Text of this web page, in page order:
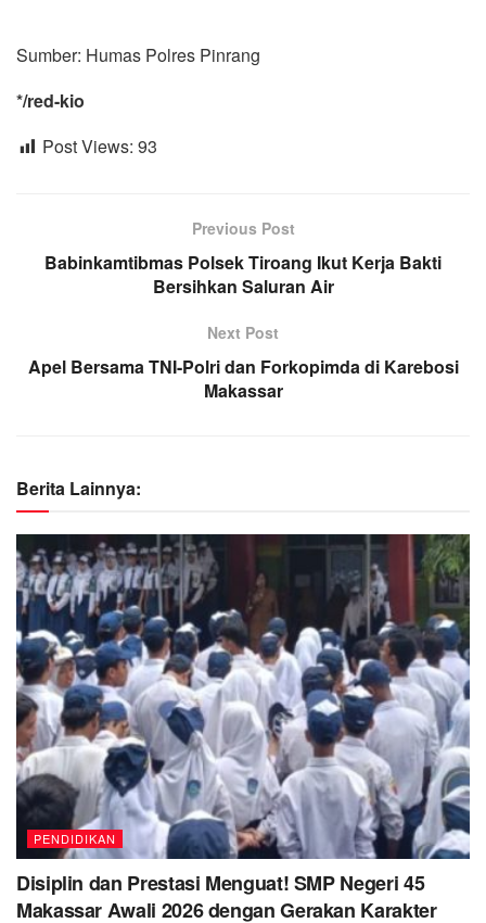
Sumber: Humas Polres Pinrang
*/red-kio
Post Views: 93
Previous Post
Babinkamtibmas Polsek Tiroang Ikut Kerja Bakti
Bersihkan Saluran Air
Next Post
Apel Bersama TNI-Polri dan Forkopimda di Karebosi
Makassar
Berita Lainnya:
PENDIDIKAN
Disiplin dan Prestasi Menguat! SMP Negeri 45
Makassar Awali 2026 dengan Gerakan Karakter